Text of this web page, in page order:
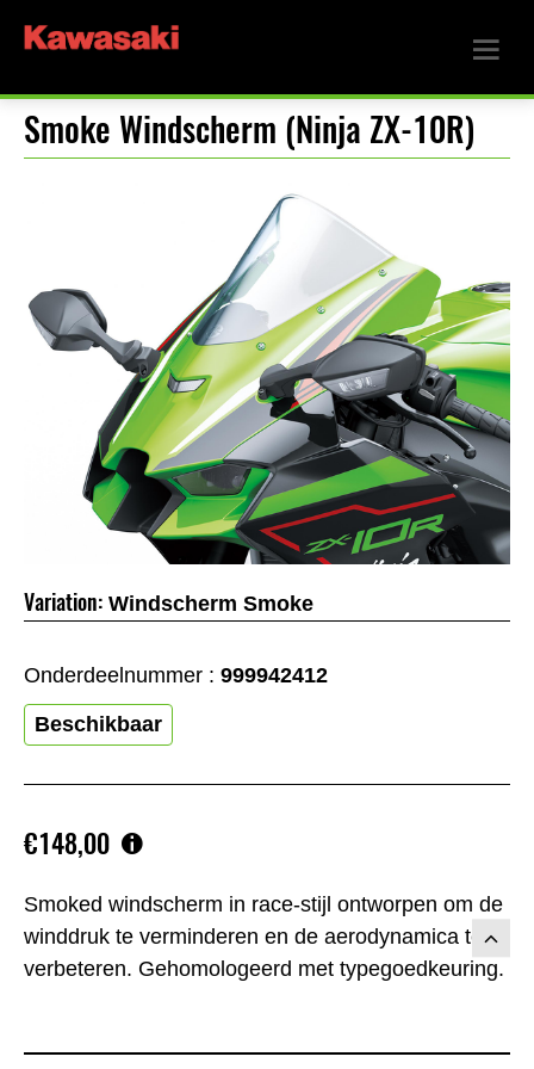
Smoke Windscherm (Ninja ZX-10R)
Smoked windscherm in race-stijl ontworpen om de
winddruk te verminderen en de aerodynamica te
verbeteren. Gehomologeerd met typegoedkeuring.
€148,00
Variation: Windscherm Smoke
Onderdeelnummer : 999942412
Beschikbaar